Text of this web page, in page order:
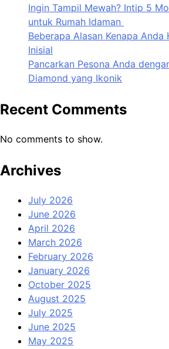
Ingin Tampil Mewah? Intip 5
untuk Rumah Idaman
Beberapa Alasan Kenapa Anda
Inisial
Pancarkan Pesona Anda
Diamond yang Ikonik
Recent Comments
No comments to show.
Archives
July 2026
June 2026
April 2026
March 2026
February 2026
January 2026
October 2025
August 2025
July 2025
June 2025
May 2025